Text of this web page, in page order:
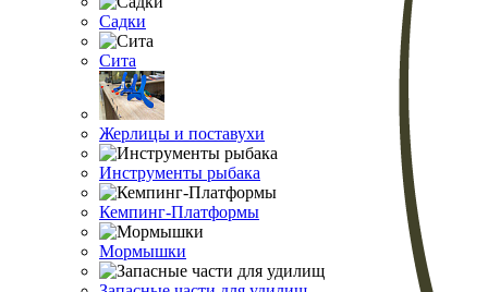
Садки
Сита
Жерлицы и поставухи
Инструменты рыбака
Кемпинг-Платформы
Мормышки